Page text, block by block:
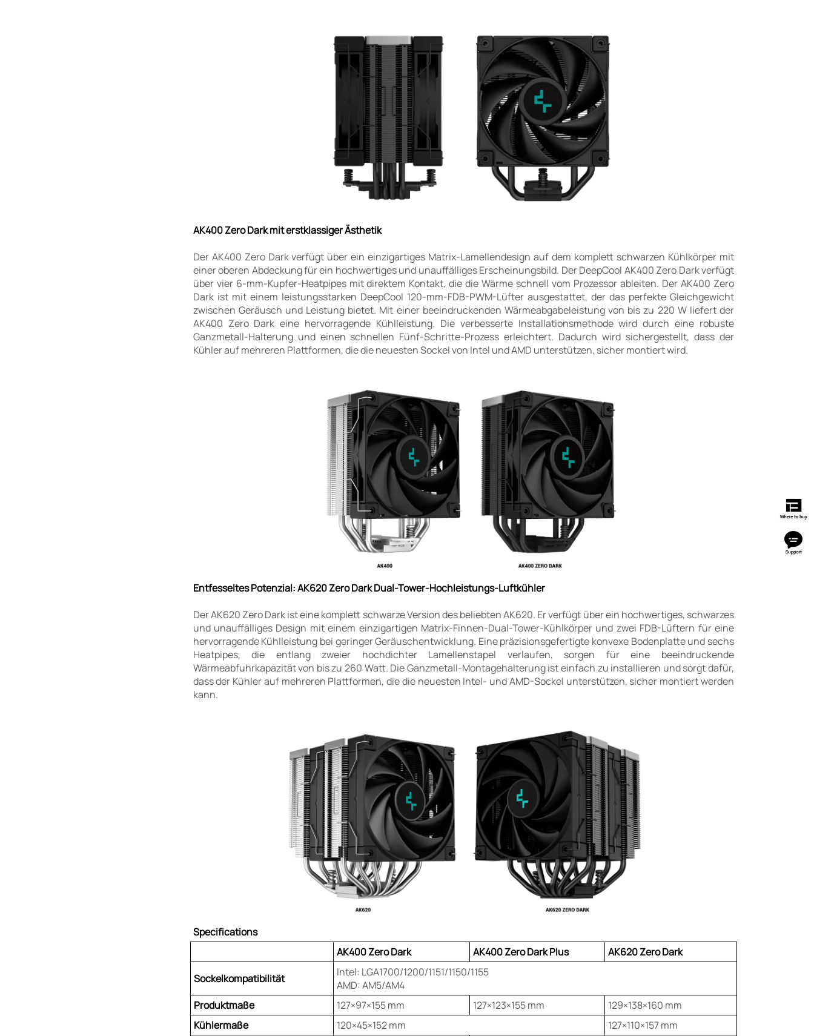
AK400 Zero Dark mit erstklassiger Ästhetik
Der AK400 Zero Dark verfügt über ein einzigartiges Matrix-Lamellendesign auf dem komplett schwarzen Kühlkörper mit
einer oberen Abdeckung für ein hochwertiges und unauffälliges Erscheinungsbild. Der DeepCool AK400 Zero Dark verfügt
über vier 6-mm-Kupfer-Heatpipes mit direktem Kontakt, die die Wärme schnell vom Prozessor ableiten. Der AK400 Zero
Dark ist mit einem leistungsstarken DeepCool 120-mm-FDB-PWM-Lüfter ausgestattet, der das perfekte Gleichgewicht
zwischen Geräusch und Leistung bietet. Mit einer beeindruckenden Wärmeabgabeleistung von bis zu 220 W liefert der
AK400 Zero Dark eine hervorragende Kühlleistung. Die verbesserte Installationsmethode wird durch eine robuste
Ganzmetall-Halterung und einen schnellen Fünf-Schritte-Prozess erleichtert. Dadurch wird sichergestellt, dass der
Kühler auf mehreren Plattformen, die die neuesten Sockel von Intel und AMD unterstützen, sicher montiert wird.
Entfesseltes Potenzial: AK620 Zero Dark Dual-Tower-Hochleistungs-Luftkühler
Der AK620 Zero Dark ist eine komplett schwarze Version des beliebten AK620. Er verfügt über ein hochwertiges, schwarzes
und unauffälliges Design mit einem einzigartigen Matrix-Finnen-Dual-Tower-Kühlkörper und zwei FDB-Lüftern für eine
hervorragende Kühlleistung bei geringer Geräuschentwicklung. Eine präzisionsgefertigte konvexe Bodenplatte und sechs
Heatpipes, die entlang zweier hochdichter Lamellenstapel verlaufen, sorgen für eine beeindruckende
Wärmeabfuhrkapazität von bis zu 260 Watt. Die Ganzmetall-Montagehalterung ist einfach zu installieren und sorgt dafür,
dass der Kühler auf mehreren Plattformen, die die neuesten Intel- und AMD-Sockel unterstützen, sicher montiert werden
kann.
Specifications
AK400 Zero Dark
AK400 Zero Dark Plus
AK620 Zero Dark
Sockelkompatibilität
Intel: LGA1700/1200/1151/1150/1155
AMD: AM5/AM4
Produktmaße
127×97×155 mm 127×123×155 mm
129×138×160 mm
Kühlermaße
120×45×152 mm 127×110×157 mm